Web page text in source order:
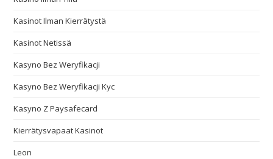
Kasinot Ilman Kierrätystä
Kasinot Netissä
Kasyno Bez Weryfikacji
Kasyno Bez Weryfikacji Kyc
Kasyno Z Paysafecard
Kierrätysvapaat Kasinot
Leon